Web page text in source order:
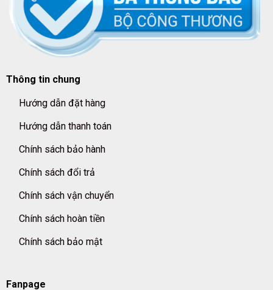
Thông tin chung
Hướng dẫn đặt hàng
Hướng dẫn thanh toán
Chính sách bảo hành
Chính sách đổi trả
Chính sách vận chuyển
Chính sách hoàn tiền
Chính sách bảo mật
Fanpage